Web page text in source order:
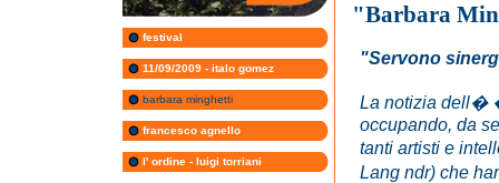
festival
11/09/2009 - italo gomez
barbara minghetti
francesco agnello
l' ordine - luigi torriani
"Barbara
"Servono
La notizia dell�
occupando, da
tanti artisti e
Lang ndr) che